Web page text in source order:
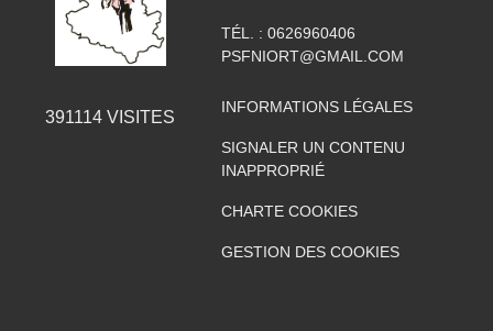
391114 VISITES
TÉL. : 0626960406
PSFNIORT@GMAIL.COM
INFORMATIONS LÉGALES
SIGNALER UN CONTENU
INAPPROPRIÉ
CHARTE COOKIES
GESTION DES COOKIES